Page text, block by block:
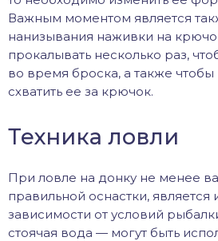
Важным моментом является
нанизывания наживки на
прокалывать несколько раз,
во время броска, а также
схватить ее за крючок.
Техника ловли
При ловле на донку не менее
правильной оснастки, является
зависимости от условий
стоячая вода — могут быть